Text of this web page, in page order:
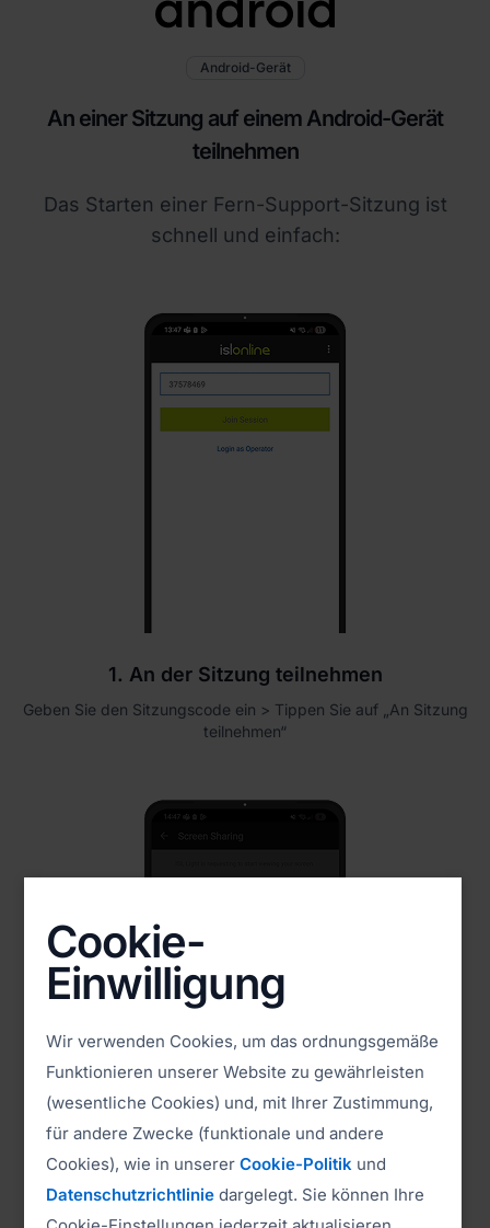
Android-Gerät
An einer Sitzung auf einem Android-Gerät
teilnehmen
Das Starten einer Fern-Support-Sitzung ist
schnell und einfach:
1. An der Sitzung teilnehmen
Geben Sie den Sitzungscode ein > Tippen Sie auf „An Sitzung
teilnehmen“
2. Bildschirm freigeben
Tippen Sie auf „Jetzt starten“, um die Bildschirmfreigabe zu
beginnen.
Cookie-
Einwilligung
Wir verwenden Cookies, um das ordnungsgemäße
Funktionieren unserer Website zu gewährleisten
(wesentliche Cookies) und, mit Ihrer Zustimmung,
für andere Zwecke (funktionale und andere
Cookies), wie in unserer Cookie-Politik und
Datenschutzrichtlinie dargelegt. Sie können Ihre